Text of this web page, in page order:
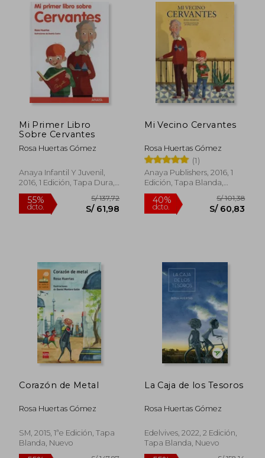
una de las voces más destacadas de la
narrativa juvenil española.
Mi Primer Libro
Sobre Cervantes
Rosa Huertas Gómez
Anaya Infantil Y Juvenil,
2016, 1 Edición, Tapa Dura,
Nuevo
55%
dcto. S/ 61,98
Mi Vecino Cervantes
Rosa Huertas Gómez
(1)
Anaya Publishers, 2016, 1
Edición, Tapa Blanda,
Nuevo
40%
dcto.
Corazón de Metal
Rosa Huertas Gómez
SM, 2015, 1ªe Edición, Tapa
Blanda, Nuevo
La Caja de los Tesoros
Rosa Huertas Gómez
Edelvives, 2022, 2 Edición,
Tapa Blanda, Nuevo